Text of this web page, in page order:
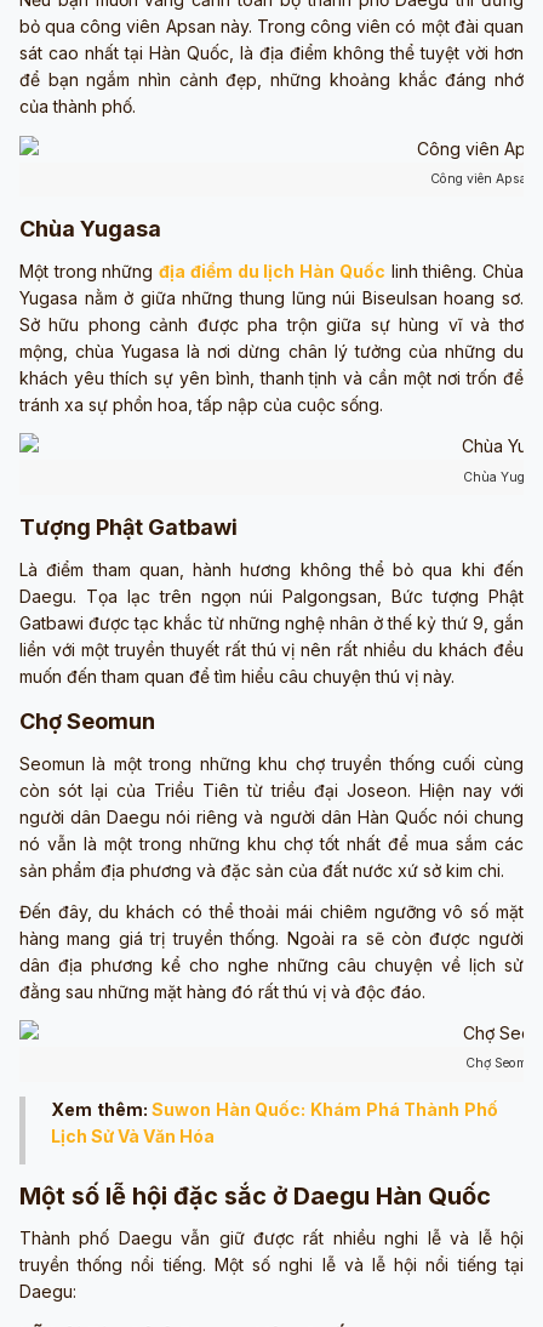
bỏ qua công viên Apsan này. Trong công viên có một đài quan
sát cao nhất tại Hàn Quốc, là địa điểm không thể tuyệt vời hơn
để bạn ngắm nhìn cảnh đẹp, những khoảng khắc đáng nhớ
của thành phố.
Công viên Apsan
Chùa Yugasa
Một trong nhữngđịa điểm du lịch Hàn Quốc linh thiêng. Chùa
Yugasa nằm ở giữa những thung lũng núi Biseulsan hoang sơ.
Sở hữu phong cảnh được pha trộn giữa sự hùng vĩ và thơ
mộng, chùa Yugasa là nơi dừng chân lý tưởng của những du
khách yêu thích sự yên bình, thanh tịnh và cần một nơi trốn để
tránh xa sự phồn hoa, tấp nập của cuộc sống.
Chùa
Tượng Phật Gatbawi
Là điểm tham quan, hành hương không thể bỏ qua khi đến
Daegu. Tọa lạc trên ngọn núi Palgongsan, Bức tượng Phật
Gatbawi được tạc khắc từ những nghệ nhân ở thế kỷ thứ 9, gắn
liền với một truyền thuyết rất thú vị nên rất nhiều du khách đều
muốn đến tham quan để tìm hiểu câu chuyện thú vị này.
Chợ Seomun
Seomun là một trong những khu chợ truyền thống cuối cùng
còn sót lại của Triều Tiên từ triều đại Joseon. Hiện nay với
người dân Daegu nói riêng và người dân Hàn Quốc nói chung
nó vẫn là một trong những khu chợ tốt nhất để mua sắm các
sản phẩm địa phương và đặc sản của đất nước xứ sở kim chi.
Đến đây, du khách có thể thoải mái chiêm ngưỡng vô số mặt
hàng mang giá trị truyền thống. Ngoài ra sẽ còn được người
dân địa phương kể cho nghe những câu chuyện về lịch sử
đằng sau những mặt hàng đó rất thú vị và độc đáo.
Chợ Seomun
Xem thêm:Suwon Hàn Quốc: Khám Phá Thành Phố
Lịch Sử Và Văn Hóa
Một số lễ hội đặc sắc ở Daegu Hàn Quốc
Thành phố Daegu vẫn giữ được rất nhiều nghi lễ và lễ hội
truyền thống nổi tiếng. Một số nghi lễ và lễ hội nổi tiếng tại
Daegu: